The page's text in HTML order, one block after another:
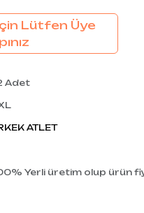
Lütfen Üye
Adet
ATLET
Yerli üretim olup ürün